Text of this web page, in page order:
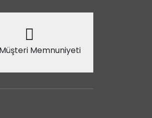
Müşteri Memnuniyeti